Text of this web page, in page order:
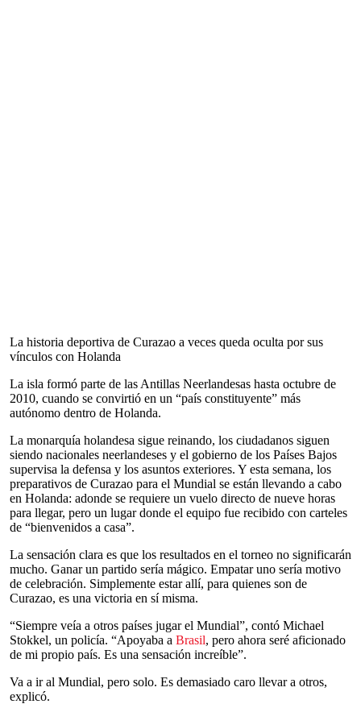
La historia deportiva de Curazao a veces queda oculta por sus
vínculos con Holanda
La isla formó parte de las Antillas Neerlandesas hasta octubre de
2010, cuando se convirtió en un “país constituyente” más
autónomo dentro de Holanda.
La monarquía holandesa sigue reinando, los ciudadanos siguen
siendo nacionales neerlandeses y el gobierno de los Países Bajos
supervisa la defensa y los asuntos exteriores. Y esta semana, los
preparativos de Curazao para el Mundial se están llevando a cabo
en Holanda: adonde se requiere un vuelo directo de nueve horas
para llegar, pero un lugar donde el equipo fue recibido con carteles
de “bienvenidos a casa”.
La sensación clara es que los resultados en el torneo no significarán
mucho. Ganar un partido sería mágico. Empatar uno sería motivo
de celebración. Simplemente estar allí, para quienes son de
Curazao, es una victoria en sí misma.
“Siempre veía a otros países jugar el Mundial”, contó Michael
Stokkel, un policía. “Apoyaba a Brasil, pero ahora seré aficionado
de mi propio país. Es una sensación increíble”.
Va a ir al Mundial, pero solo. Es demasiado caro llevar a otros,
explicó.